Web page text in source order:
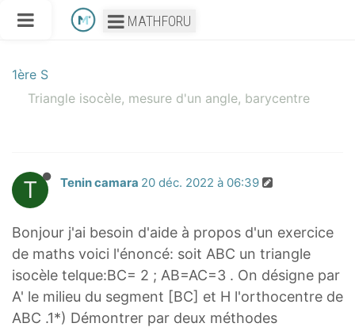
MATHFORU
1ère S
Triangle isocèle, mesure d'un angle, barycentre
T Tenin camara 20 déc. 2022 à 06:39
Bonjour j'ai besoin d'aide à propos d'un exercice
de maths voici l'énoncé: soit ABC un triangle
isocèle telque:BC= 2 ; AB=AC=3 . On désigne par
A' le milieu du segment [BC] et H l'orthocentre de
ABC .1*) Démontrer par deux méthodes